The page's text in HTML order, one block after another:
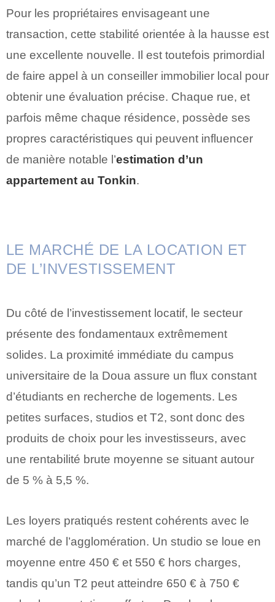
Pour les propriétaires envisageant une
transaction, cette stabilité orientée à la hausse est
une excellente nouvelle. Il est toutefois primordial
de faire appel à un conseiller immobilier local pour
obtenir une évaluation précise. Chaque rue, et
parfois même chaque résidence, possède ses
propres caractéristiques qui peuvent influencer
de manière notable l’estimation d’un
appartement au Tonkin.
LE MARCHÉ DE LA LOCATION ET
DE L’INVESTISSEMENT
Du côté de l’investissement locatif, le secteur
présente des fondamentaux extrêmement
solides. La proximité immédiate du campus
universitaire de la Doua assure un flux constant
d’étudiants en recherche de logements. Les
petites surfaces, studios et T2, sont donc des
produits de choix pour les investisseurs, avec
une rentabilité brute moyenne se situant autour
de 5 % à 5,5 %.
Les loyers pratiqués restent cohérents avec le
marché de l’agglomération. Un studio se loue en
moyenne entre 450 € et 550 € hors charges,
tandis qu’un T2 peut atteindre 650 € à 750 €